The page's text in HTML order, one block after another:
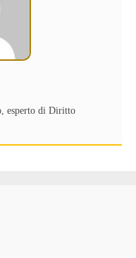
esperto di Diritto